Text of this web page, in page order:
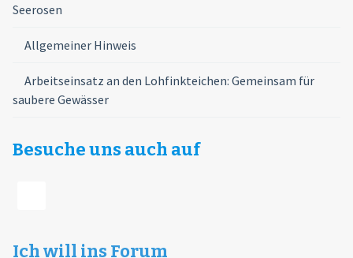
Seerosen
Allgemeiner Hinweis
Arbeitseinsatz an den Lohfinkteichen: Gemeinsam für
saubere Gewässer
Besuche uns auch auf
Ich will ins Forum